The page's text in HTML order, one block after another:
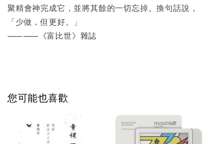
聚精會神完成它，並將其餘的一切忘掉。換句話說，
「少做，但更好。」
⸺⸺《富比世》雜誌
您可能也喜歡